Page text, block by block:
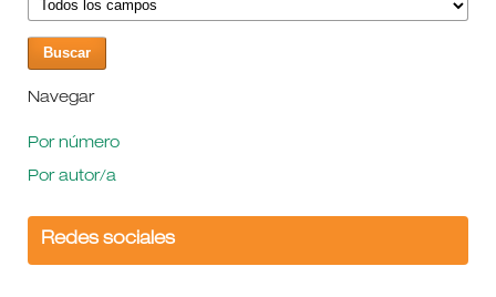
Navegar
Por número
Por autor/a
Redes sociales